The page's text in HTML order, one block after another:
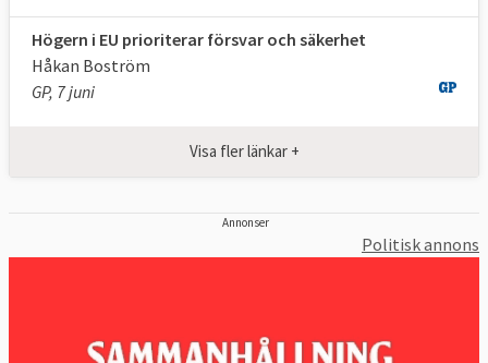
från utskotten i de politiska grupperna.
Gruppen kan därefter lämna in olika
ändringsförslag. Även om grupperna
samordnar sig inför omröstningarna måste
Åtta partigrupper i storleksordning
S&D | Socialdemokrater
Högern i EU prioriterar försvar och säkerhet
Håkan Boström
GP, 7 juni
Visa fler länkar +
Annonser
Politisk annons